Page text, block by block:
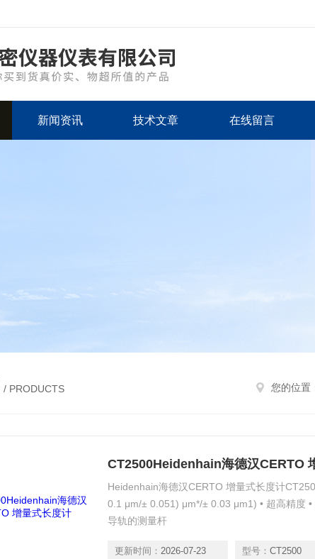
新闻资讯 技术文章 在线留言
/ PRODUCTS 您的位置
CT2500Heidenhain海德汉CERTO
Heidenhain海德汉CERTO 增量式长度计
0.1 μm/± 0.051) μm*/± 0.03 μm1) • 超高精度
导轨的测量杆
更新时间： 2026-07-23 型号： CT2500